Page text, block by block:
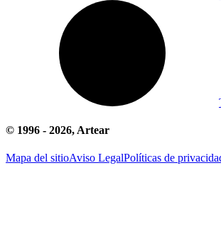
© 1996 - 2026, Artear
Mapa del sitioAviso LegalPolíticas de